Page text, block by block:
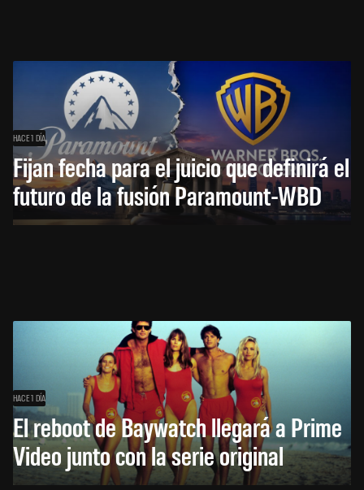
HACE 1 DÍA
Fijan fecha para el juicio que definirá el
futuro de la fusión Paramount-WBD
HACE 1 DÍA
El reboot de Baywatch llegará a Prime
Video junto con la serie original